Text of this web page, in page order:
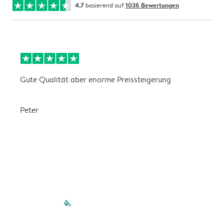
4.7 basierend auf1036 Bewertungen
Gute Qualität aber enorme Preissteigerung
Peter
filled-pagination